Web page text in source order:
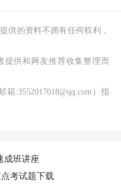
供的资料不拥有任何权利，
提供和网友推荐收集整理而
:3552017018@qq.com）指
成班讲座
考试题下载